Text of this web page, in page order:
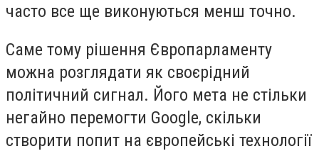
часто все ще виконуються менш точно.
Саме тому рішення Європарламенту
можна розглядати як своєрідний
політичний сигнал. Його мета не стільки
негайно перемогти Google, скільки
створити попит на європейські технології